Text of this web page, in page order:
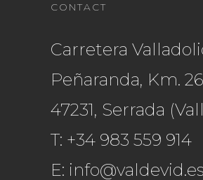
CONTACT
Carretera
Peñaranda, Km.
47231, Serrada
T: +34 983 559 914
E: info@valdevid.es